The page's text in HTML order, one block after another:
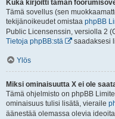
Kuka kirjoitti tämän
Tämä sovellus (sen
tekijänoikeudet omistaa phpBB
Public Licensenssin, versiolla 2
Tietoja phpBB:stä
saadaksesi
Ylös
Miksi ominaisuutta X ei ole
Tämä ohjelmisto on phpBB
ominaisuus tulisi lisätä, vieraile
äänestää olemassa olevia